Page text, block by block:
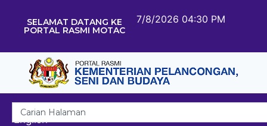
SELAMAT DATANG KE
PORTAL RASMI MOTAC
7/8/2026 04:30 PM
English